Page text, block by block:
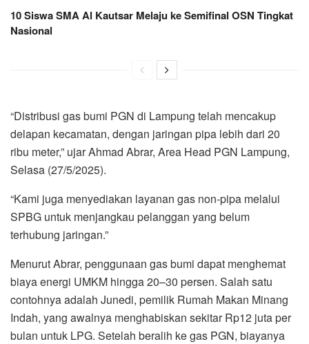
10 Siswa SMA Al Kautsar Melaju ke Semifinal OSN Tingkat
Nasional
“Distribusi gas bumi PGN di Lampung telah mencakup
delapan kecamatan, dengan jaringan pipa lebih dari 20
ribu meter,” ujar Ahmad Abrar, Area Head PGN Lampung,
Selasa (27/5/2025).
“Kami juga menyediakan layanan gas non-pipa melalui
SPBG untuk menjangkau pelanggan yang belum
terhubung jaringan.”
Menurut Abrar, penggunaan gas bumi dapat menghemat
biaya energi UMKM hingga 20–30 persen. Salah satu
contohnya adalah Junedi, pemilik Rumah Makan Minang
Indah, yang awalnya menghabiskan sekitar Rp12 juta per
bulan untuk LPG. Setelah beralih ke gas PGN, biayanya